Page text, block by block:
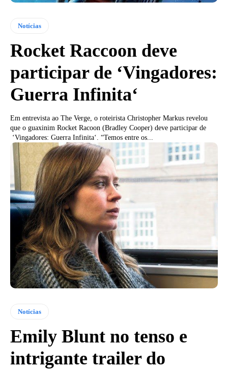
Notícias
Rocket Raccoon deve
participar de ‘Vingadores:
Guerra Infinita‘
Em entrevista ao The Verge, o roteirista Christopher Markus revelou
que o guaxinim Rocket Racoon (Bradley Cooper) deve participar de
‘Vingadores: Guerra Infinita‘. “Temos entre os...
Notícias
Emily Blunt no tenso e
intrigante trailer do